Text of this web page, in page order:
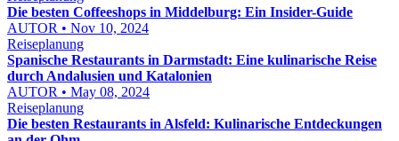
Die besten Coffeeshops in Middelburg: Ein Insider-Guide
AUTOR • Nov 10, 2024
Reiseplanung
Spanische Restaurants in Darmstadt: Eine kulinarische Reise
durch Andalusien und Katalonien
AUTOR • May 08, 2024
Reiseplanung
Die besten Restaurants in Alsfeld: Kulinarische Entdeckungen